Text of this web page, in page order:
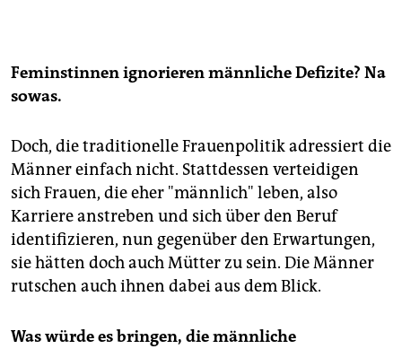
Feminstinnen ignorieren männliche Defizite? Na
sowas.
Doch, die traditionelle Frauenpolitik adressiert die
Männer einfach nicht. Stattdessen verteidigen
sich Frauen, die eher "männlich" leben, also
Karriere anstreben und sich über den Beruf
identifizieren, nun gegenüber den Erwartungen,
sie hätten doch auch Mütter zu sein. Die Männer
rutschen auch ihnen dabei aus dem Blick.
Was würde es bringen, die männliche